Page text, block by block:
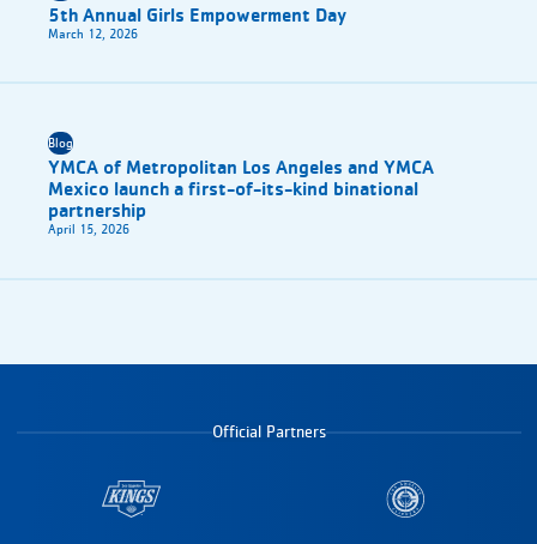
5th Annual Girls Empowerment Day
March 12, 2026
Blog
YMCA of Metropolitan Los Angeles and YMCA
Mexico launch a first-of-its-kind binational
partnership
April 15, 2026
Official Partners